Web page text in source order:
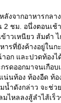
ลังจากอาหารกล
2 ชม. อนึ่งตอนเช้
าวเหนียว ส้มตำ ไ
ารที่ยังค้างอยู่ในก
อก และปวดท้องไ
ดออกมาจนเกือบ
น่นท้อง ท้องอืด ท้
น้ำดังกล่าว จะช่ว
ไหลลงสู้ลำไส้เร็